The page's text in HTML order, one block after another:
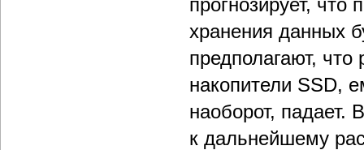
прогнозирует, что
хранения данных
предполагают,
накопители SSD,
наоборот,
к дальнейшему